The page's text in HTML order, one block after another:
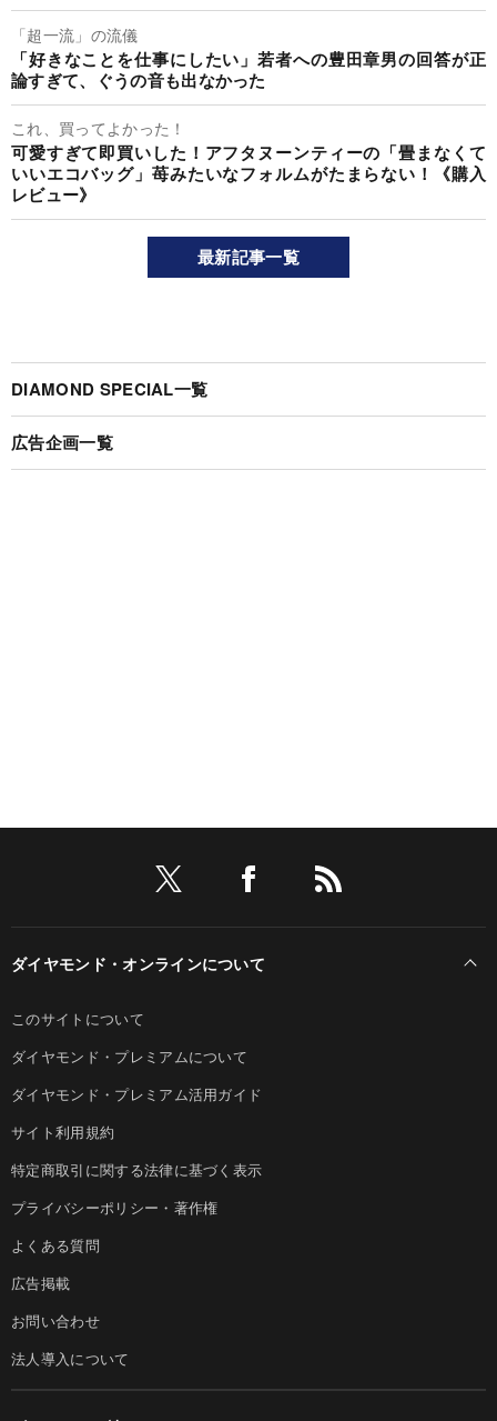
「超一流」の流儀
「好きなことを仕事にしたい」若者への豊田章男の回答が正
論すぎて、ぐうの音も出なかった
これ、買ってよかった！
可愛すぎて即買いした！アフタヌーンティーの「畳まなくて
いいエコバッグ」苺みたいなフォルムがたまらない！《購入
レビュー》
最新記事一覧
DIAMOND SPECIAL一覧
広告企画一覧
ダイヤモンド・オンラインについて
このサイトについて
ダイヤモンド・プレミアムについて
ダイヤモンド・プレミアム活用ガイド
サイト利用規約
特定商取引に関する法律に基づく表示
プライバシーポリシー・著作権
よくある質問
広告掲載
お問い合わせ
法人導入について